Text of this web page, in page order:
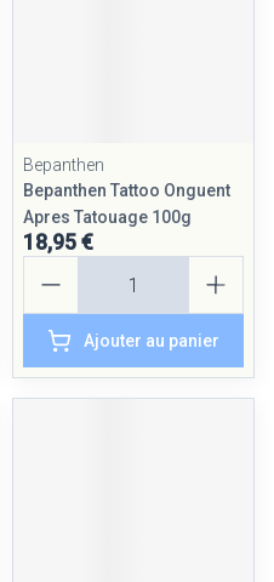
Bepanthen
Bepanthen Tattoo Onguent
Apres Tatouage 100g
18,95 €
Ajouter au panier